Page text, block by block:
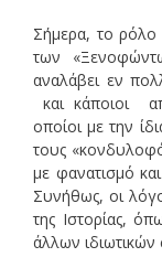
Σήμερα, το ρόλο
των
αναλάβει εν
και κάποιοι
οποίοι με την
τους
με φανατισμό
Συνήθως, οι
της Ιστορίας,
άλλων